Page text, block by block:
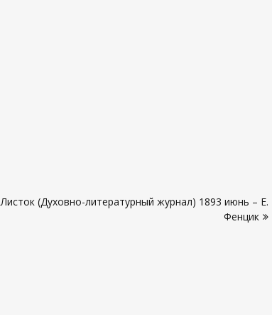
Листок (Духовно-литературный журнал) 1893 июнь – Е.
Фенцик